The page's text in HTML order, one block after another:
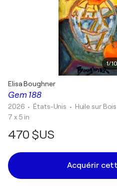
1/10
Gem 188
Elisa Boughner
2026 • États-Unis • Huile sur Bois
7 x 5 in
470 $US
Acquérir